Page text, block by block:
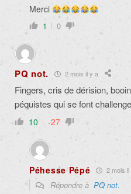
Merci
1 0
PQ not. 2 mois il y a
Fingers, cris de dérision,
péquistes qui se font
10 -27
Péhesse Pépé 2 mois il
Répondre à PQ not.